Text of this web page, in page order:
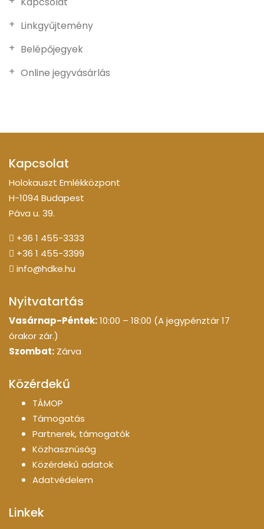
Linkgyűjtemény
Belépőjegyek
Online jegyvásárlás
Kapcsolat
Holokauszt Emlékközpont
H-1094 Budapest
Páva u. 39.
+36 1 455-3333
+36 1 455-3399
info@hdke.hu
Nyitvatartás
Vasárnap-Péntek:10:00 – 18:00 (A jegypénztár 17
órakor zár.)
Szombat: Zárva
Közérdekű
TÁMOP
Támogatás
Partnerek, támogatók
Közhasznúság
Közérdekű adatok
Adatvédelem
Linkek